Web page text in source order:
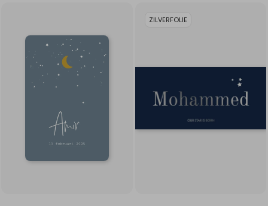
ZILVERFOLIE